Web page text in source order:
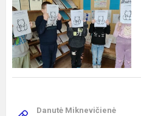
Danutė Miknevičienė